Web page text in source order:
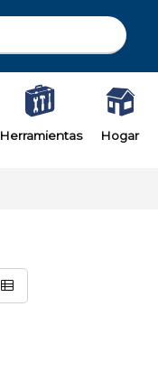
Herramientas Hogar